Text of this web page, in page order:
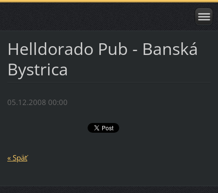
Helldorado Pub - Banská
Bystrica
05.12.2008 00:00
« Späť